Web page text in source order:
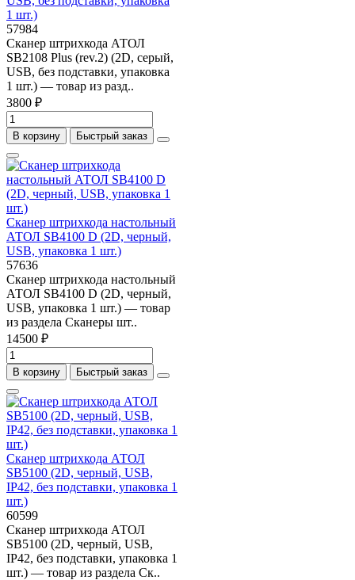
1 шт.)
57984
Сканер штрихкода АТОЛ
SB2108 Plus (rev.2) (2D, серый,
USB, без подставки, упаковка
1 шт.) — товар из разд..
3800 ₽
В корзину Быстрый заказ
Сканер штрихкода настольный
АТОЛ SB4100 D (2D, черный,
USB, упаковка 1 шт.)
57636
Сканер штрихкода настольный
АТОЛ SB4100 D (2D, черный,
USB, упаковка 1 шт.) — товар
из раздела Сканеры шт..
14500 ₽
В корзину Быстрый заказ
Сканер штрихкода АТОЛ
SB5100 (2D, черный, USB,
IP42, без подставки, упаковка 1
шт.)
60599
Сканер штрихкода АТОЛ
SB5100 (2D, черный, USB,
IP42, без подставки, упаковка 1
шт.) — товар из раздела Ск..